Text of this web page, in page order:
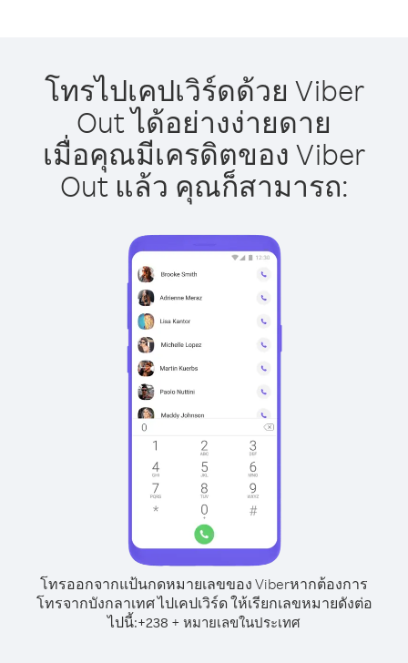
โทรไปเคปเวิร์ดด้วย Viber
Out ได้อย่างง่ายดาย
เมื่อคุณมีเครดิตของ Viber
Out แล้ว คุณก็สามารถ:
โทรออกจากแป้นกดหมายเลขของ Viberหากต้องการ
โทรจากบังกลาเทศ ไปเคปเวิร์ด ให้เรียกเลขหมายดังต่อ
ไปนี้:+238 + หมายเลขในประเทศ